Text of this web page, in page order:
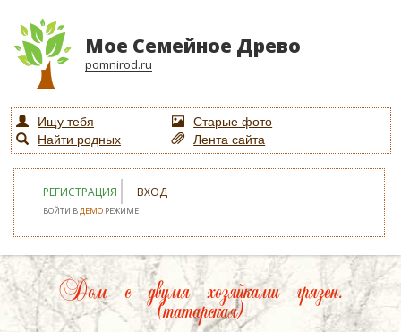
Мое Семейное Древо
pomnirod.ru
Ищу тебя
Старые фото
Найти родных
Лента сайта
РЕГИСТРАЦИЯ ВХОД
ВОЙТИ ВДЕМО РЕЖИМЕ
Дом с двумя хозяйками грязен.
(татарская)